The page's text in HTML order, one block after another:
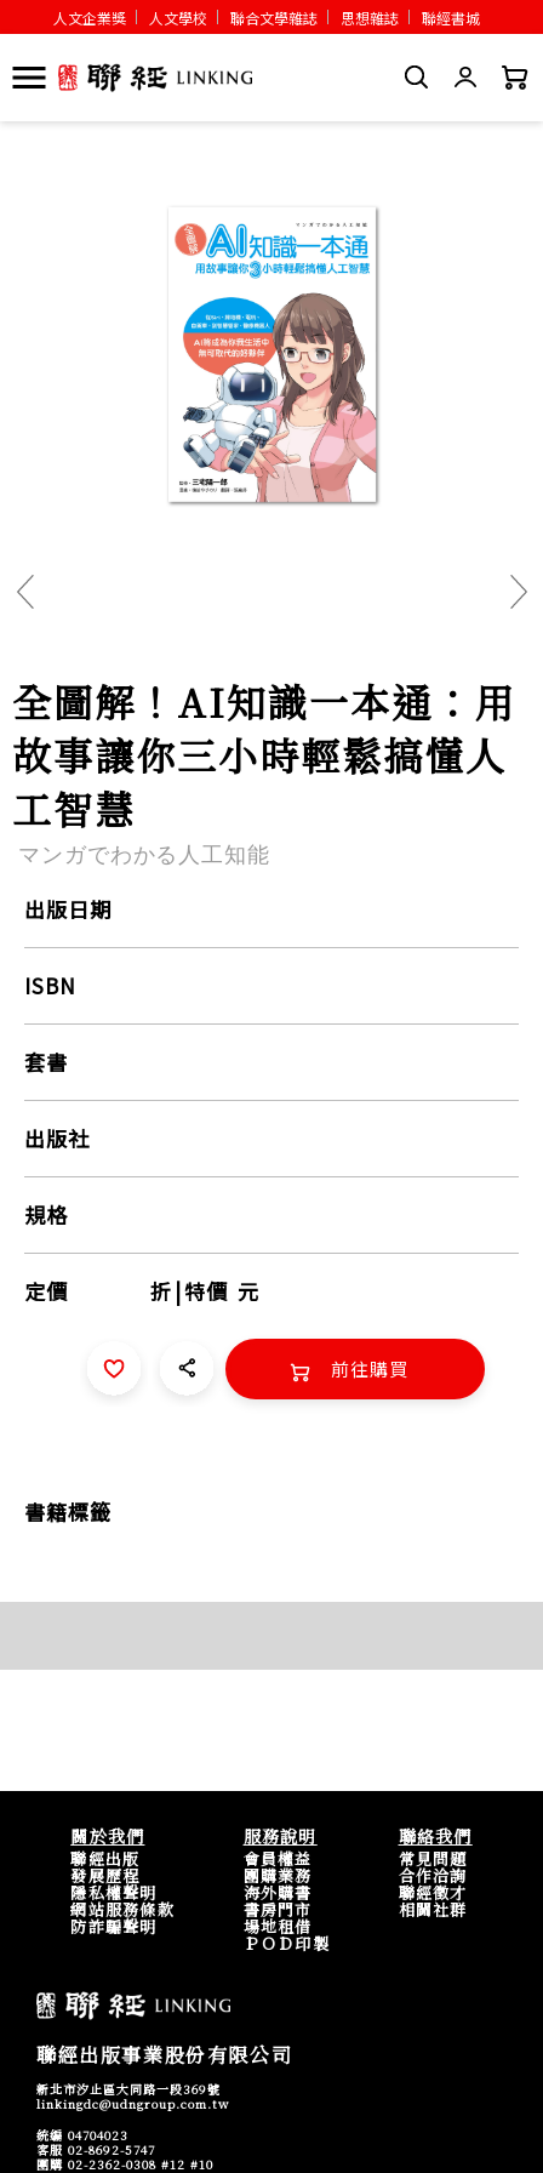
人文企業獎 人文學校 聯合文學雜誌 思想雜誌 聯經書城
全圖解！AI知識一本通：用
故事讓你三小時輕鬆搞懂人
工智慧
マンガでわかる人工知能
出版日期
ISBN
套書
出版社
規格
定價 折 |特價 元
前往購買
書籍標籤
關於我們
聯經出版
發展歷程
隱私權聲明
網站服務條款
防詐騙聲明
服務說明
會員權益
團購業務
海外購書
書房門市
場地租借
ＰＯＤ印製
聯絡我們
常見問題
合作洽詢
聯經徵才
相關社群
聯經出版事業股份有限公司
新北市汐止區大同路一段369號
linkingdc@udngroup.com.tw
統編 04704023
客服 02-8692-5747
團購 02-2362-0308 #12 #10